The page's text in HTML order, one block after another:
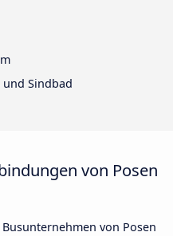
und Sindbad
von Posen
von Posen